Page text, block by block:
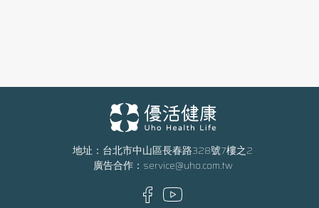
製品後，出現消化不良、腸胃不適、脹氣等症狀。洪若樸解釋，糯
米與蓬萊米不同，其澱粉結構為支鏈澱粉，經壓磨烹煮後黏性高，
對於胃排空差，因此在攝取時注意份量不要吃得過多。為了讓愛吃
湯圓的民眾也能吃出健康，忠孝院區營養科提供民眾創意冬至繽紛
圓，在糯米中加入豆腐，不僅可以減少糯米的攝取量，降低黏性，
地址：台北市中山區長春路328號7樓之2
廣告合作： service@uho.com.tw